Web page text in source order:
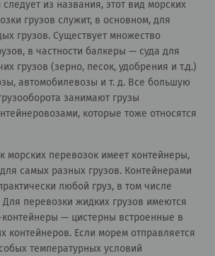
следует из названия, этот вид морских
грузов служит, в основном, для
грузов. Существует множество
в частности балкеры — суда для
грузов (зерно, песок, удобрения и т.д.)
автомобилевозы и т. д. Все большую
занимают грузы
которые тоже относятся
морских перевозок имеет контейнеры,
самых разных грузов. Контейнерами
любой груз, в том числе
перевозки жидких грузов имеются
— цистерны встроенные в
контейнеров. Если морем отправляется
температурных условий